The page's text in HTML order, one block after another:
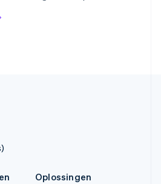
Oplossingen